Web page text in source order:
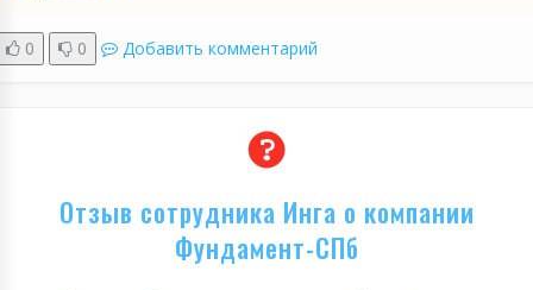
0 0 Добавить комментарий
Отзыв сотрудника Инга о компании
Фундамент-СПб